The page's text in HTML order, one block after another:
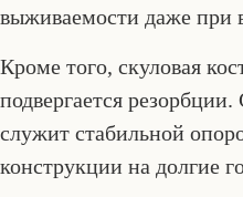
выживаемости даже при
Кроме того, скуловая
подвергается
служит стабильной
конструкции на долгие